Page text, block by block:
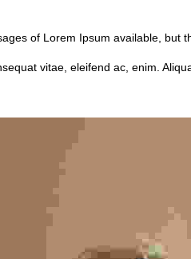
of Lorem Ipsum available, but
vitae, eleifend ac, enim.